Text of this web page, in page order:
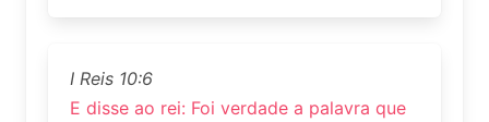
I Reis 10:6
E disse ao rei: Foi verdade a palavra que